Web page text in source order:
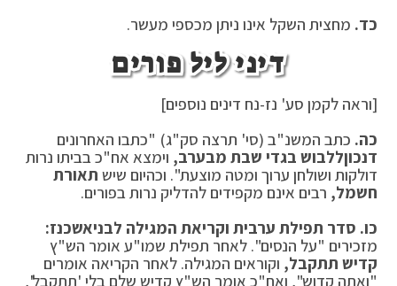
כד. מחצית השקל אינו ניתן מכספי מעשר.
דיני ליל פורים
[וראה לקמן סע' נז-נח דינים נוספים]
כה. כתב המשנ"ב (סי' תרצה סק"ג) "כתבו האחרונים
דנכוןללבוש בגדי שבת מבערב, וימצא אח"כ בביתו נרות
דולקות ושולחן ערוך ומטה מוצעת". וכהיום שיש תאורת
חשמל, רבים אינם מקפידים להדליק נרות בפורים.
כו. סדר תפילת ערבית וקריאת המגילה לבניאשכנז:
מזכירים "על הנסים". לאחר תפילת שמו"ע אומר הש"ץ
קדיש תתקבל, וקוראים המגילה. לאחר הקריאה אומרים
"ואתה קדוש", ואח"כ אומר הש"ץ קדיש שלם בלי 'תתקבל',